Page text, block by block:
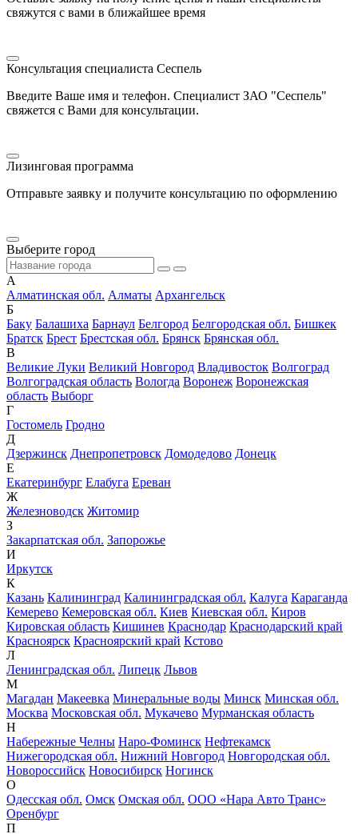
свяжутся с вами в ближайшее время
Консультация специалиста Сеспель
Введите Ваше имя и телефон. Специалист ЗАО "Сеспель"
свяжется с Вами для консультации.
Лизинговая программа
Отправьте заявку и получите консультацию по оформлению
Выберите город
А
Алматинская обл. Алматы Архангельск
Б
Баку Балашиха Барнаул Белгород Белгородская обл. Бишкек
Братск Брест Брестская обл. Брянск Брянская обл.
В
Великие Луки Великий Новгород Владивосток Волгоград
Волгоградская область Вологда Воронеж Воронежская
область Выборг
Г
Гостомель Гродно
Д
Дзержинск Днепропетровск Домодедово Донецк
Е
Екатеринбург Елабуга Ереван
Ж
Железноводск Житомир
З
Закарпатская обл. Запорожье
И
Иркутск
К
Казань Калининград Калининградская обл. Калуга Караганда
Кемерево Кемеровская обл. Киев Киевская обл. Киров
Кировская область Кишинев Краснодар Краснодарский край
Красноярск Красноярский край Кстово
Л
Ленинградская обл. Липецк Львов
М
Магадан Макеевка Минеральные воды Минск Минская обл.
Москва Московская обл. Мукачево Мурманская область
Н
Набережные Челны Наро-Фоминск Нефтекамск
Нижегородская обл. Нижний Новгород Новгородская обл.
Новороссийск Новосибирск Ногинск
О
Одесская обл. Омск Омская обл. ООО «Нара Авто Транс»
Оренбург
П